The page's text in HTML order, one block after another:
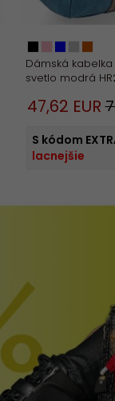
Dámská
svetlo modrá
47,62 EUR
S kódom
lacnejšie